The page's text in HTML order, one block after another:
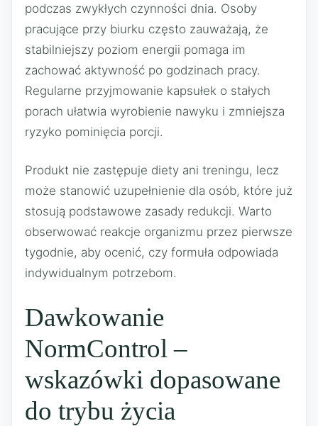
podczas zwykłych czynności dnia. Osoby
pracujące przy biurku często zauważają, że
stabilniejszy poziom energii pomaga im
zachować aktywność po godzinach pracy.
Regularne przyjmowanie kapsułek o stałych
porach ułatwia wyrobienie nawyku i zmniejsza
ryzyko pominięcia porcji.
Produkt nie zastępuje diety ani treningu, lecz
może stanowić uzupełnienie dla osób, które już
stosują podstawowe zasady redukcji. Warto
obserwować reakcje organizmu przez pierwsze
tygodnie, aby ocenić, czy formuła odpowiada
indywidualnym potrzebom.
Dawkowanie
NormControl –
wskazówki dopasowane
do trybu życia